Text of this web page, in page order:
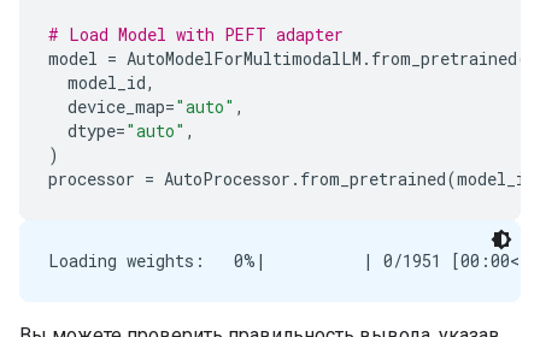
# Load Model with PEFT adapter
model = AutoModelForMultimodalLM . from_pretrained(
model_id,
device_map="auto" ,
dtype="auto" ,
)
processor = AutoProcessor . from_pretrained(model_id